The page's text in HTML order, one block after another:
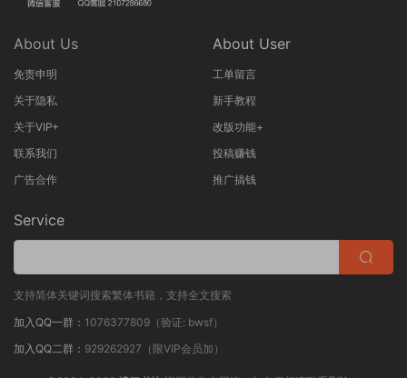
About Us
免责申明
关于隐私
关于VIP+
联系我们
广告合作
About User
工单留言
新手教程
改版功能+
投稿赚钱
推广搞钱
Service
支持简体关键词搜索繁体书籍，支持全文搜索
加入QQ一群： 1076377809（验证: bwsf）
加入QQ二群： 929262927（限VIP会员加）